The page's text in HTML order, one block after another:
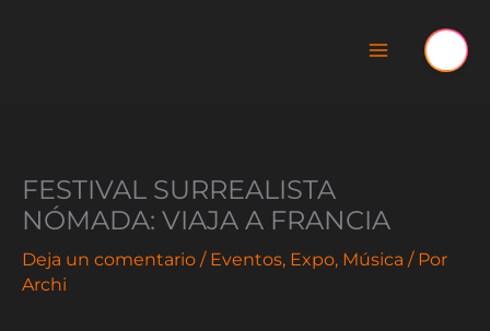
FESTIVAL SURREALISTA
NÓMADA: VIAJA A FRANCIA
Deja un comentario / Eventos, Expo, Música / Por
Archi